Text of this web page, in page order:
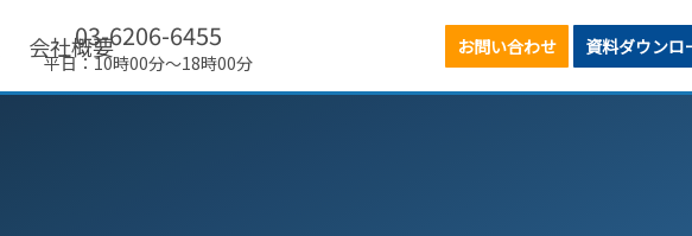
会社概要03-6206-6455
平日：10時00分～18時00分
お問い合わせ 資料ダウンロ